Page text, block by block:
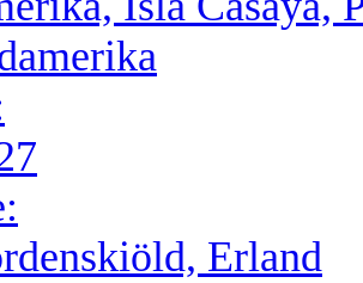
Erland